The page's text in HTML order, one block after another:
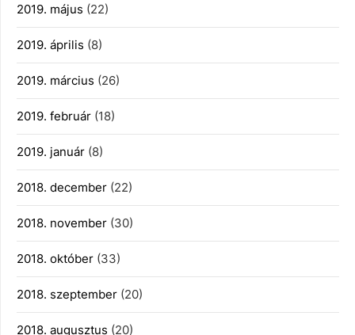
2019. május (22)
2019. április (8)
2019. március (26)
2019. február (18)
2019. január (8)
2018. december (22)
2018. november (30)
2018. október (33)
2018. szeptember (20)
2018. augusztus (20)